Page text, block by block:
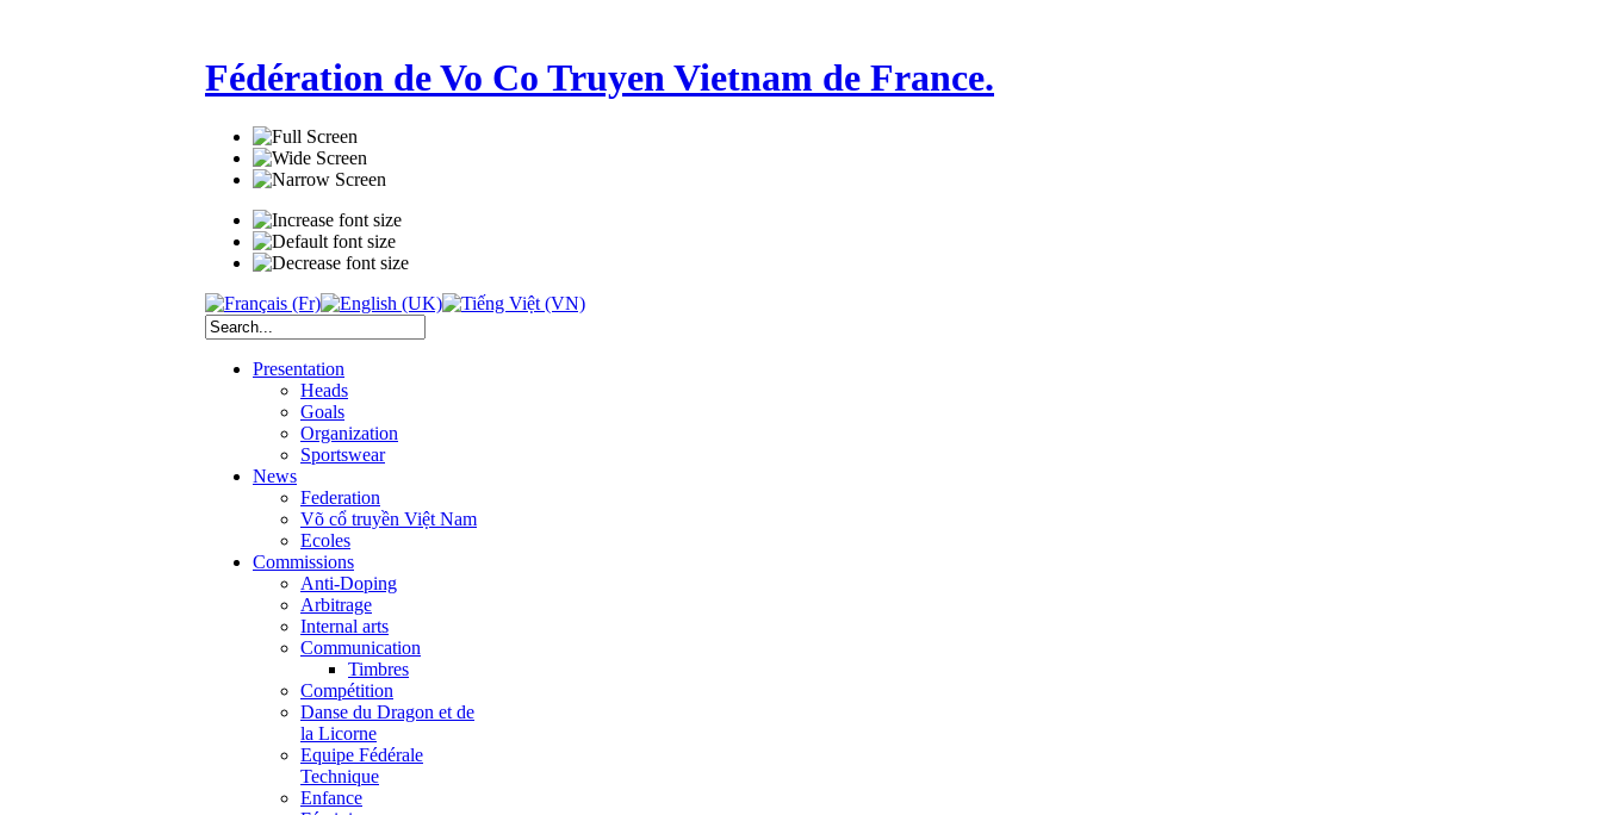
Fédération de Vo Co Truyen Vietnam de France.
Presentation
Heads
Goals
Organization
Sportswear
News
Federation
Võ cổ truyền Việt Nam
Ecoles
Commissions
Anti-Doping
Arbitrage
Internal arts
Communication
Timbres
Compétition
Danse du Dragon et de
la Licorne
Equipe Fédérale
Technique
Enfance